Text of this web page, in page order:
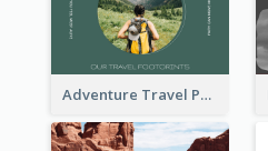
Adventure Travel Photo Book